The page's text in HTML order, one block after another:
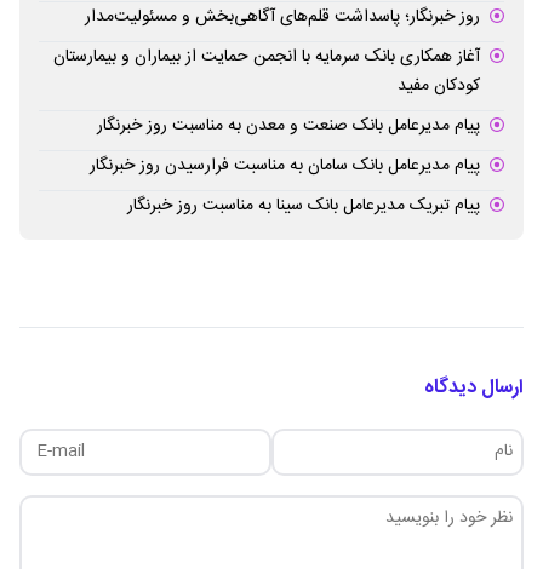
روز خبرنگار؛ پاسداشت قلم‌های آگاهی‌بخش و مسئولیت‌مدار
آغاز همکاری بانک سرمایه با انجمن حمایت از بیماران و بیمارستان
کودکان مفید
پیام مدیرعامل بانک صنعت و معدن به مناسبت روز خبرنگار
پیام مدیرعامل بانک سامان به مناسبت فرارسیدن روز خبرنگار
پیام تبریک مدیرعامل بانک سینا به مناسبت روز خبرنگار
ارسال دیدگاه